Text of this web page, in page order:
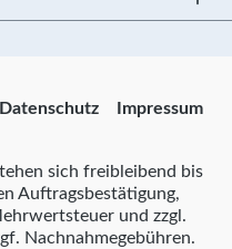
Datenschutz Impressum
sich freibleibend bis
Auftragsbestätigung,
und zzgl.
Nachnahmegebühren.